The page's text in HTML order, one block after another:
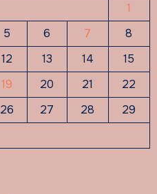
1
5 6 7
8
12 13 14
15
19 20 21
22
26 27 28
29